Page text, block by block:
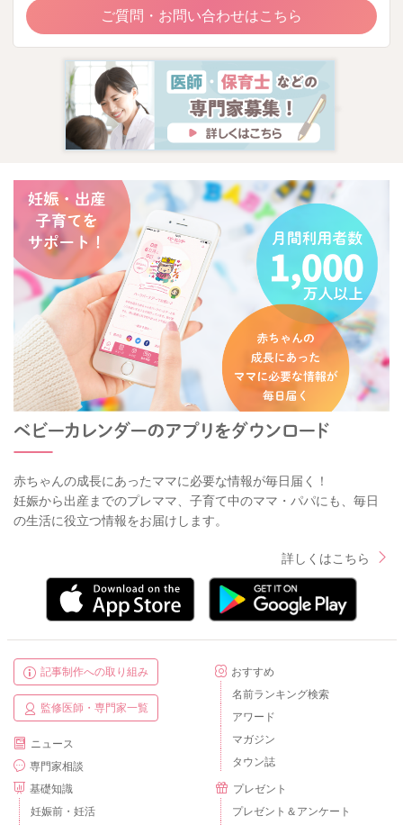
ご質問・お問い合わせはこちら
赤ちゃんの成長にあったママに必要な情報が毎日届く！
妊娠から出産までのプレママ、子育て中のママ・パパにも、毎日
の生活に役立つ情報をお届けします。
詳しくはこちら
記事制作への取り組み
監修医師・専門家一覧
ニュース
専門家相談
基礎知識
妊娠前・妊活
おすすめ
名前ランキング検索
アワード
マガジン
タウン誌
プレゼント
プレゼント＆アンケート